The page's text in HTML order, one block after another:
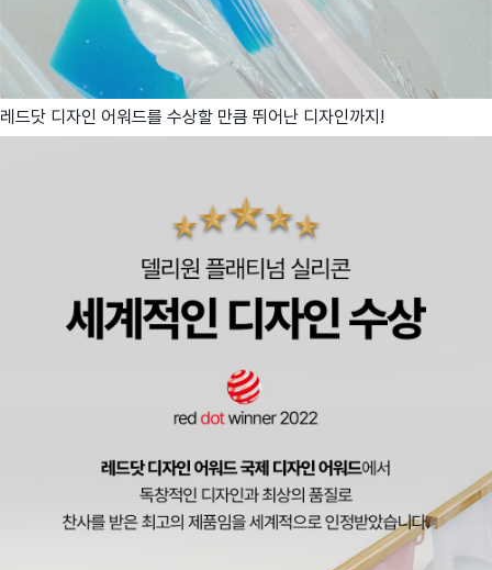
레드닷 디자인 어워드를 수상할 만큼 뛰어난 디자인까지!